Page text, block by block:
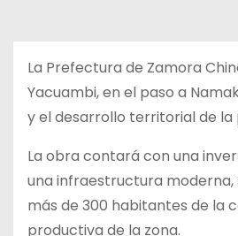
La Prefectura de Zamora
Yacuambi, en el paso a
y el desarrollo territorial de la
La obra contará con una
una infraestructura
más de 300 habitantes de la
productiva de la zona.